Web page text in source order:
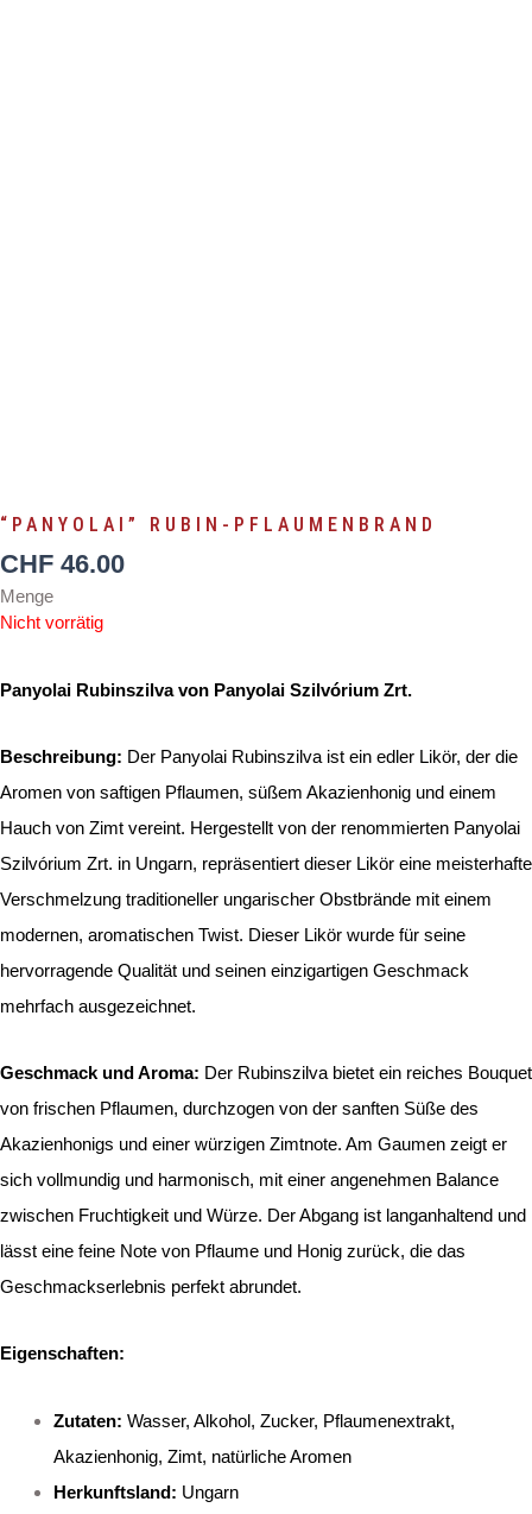
“PANYOLAI” RUBIN-PFLAUMENBRAND
CHF 46.00
Menge
Nicht vorrätig
Panyolai Rubinszilva von Panyolai Szilvórium Zrt.
Beschreibung: Der Panyolai Rubinszilva ist ein edler Likör, der die
Aromen von saftigen Pflaumen, süßem Akazienhonig und einem
Hauch von Zimt vereint. Hergestellt von der renommierten Panyolai
Szilvórium Zrt. in Ungarn, repräsentiert dieser Likör eine meisterhafte
Verschmelzung traditioneller ungarischer Obstbrände mit einem
modernen, aromatischen Twist. Dieser Likör wurde für seine
hervorragende Qualität und seinen einzigartigen Geschmack
mehrfach ausgezeichnet.
Geschmack und Aroma: Der Rubinszilva bietet ein reiches Bouquet
von frischen Pflaumen, durchzogen von der sanften Süße des
Akazienhonigs und einer würzigen Zimtnote. Am Gaumen zeigt er
sich vollmundig und harmonisch, mit einer angenehmen Balance
zwischen Fruchtigkeit und Würze. Der Abgang ist langanhaltend und
lässt eine feine Note von Pflaume und Honig zurück, die das
Geschmackserlebnis perfekt abrundet.
Eigenschaften:
Zutaten: Wasser, Alkohol, Zucker, Pflaumenextrakt,
Akazienhonig, Zimt, natürliche Aromen
Herkunftsland: Ungarn